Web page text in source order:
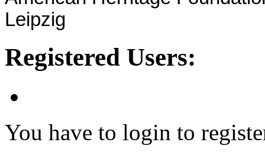
Leipzig
Registered Users:
You have to login to